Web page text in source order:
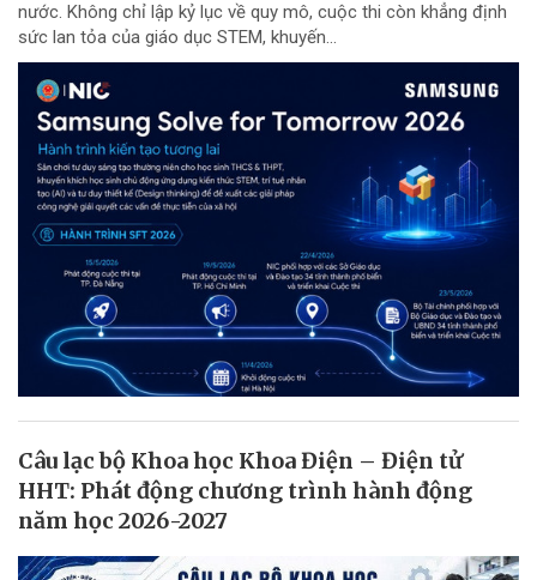
nước. Không chỉ lập kỷ lục về quy mô, cuộc thi còn khẳng định
sức lan tỏa của giáo dục STEM, khuyến...
Câu lạc bộ Khoa học Khoa Điện – Điện tử
HHT: Phát động chương trình hành động
năm học 2026-2027